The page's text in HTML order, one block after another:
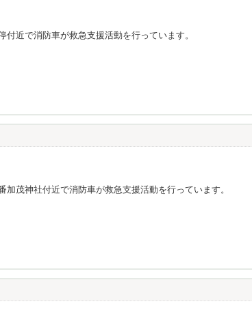
近で消防車が救急支援活動を行っています。
茂神社付近で消防車が救急支援活動を行っています。